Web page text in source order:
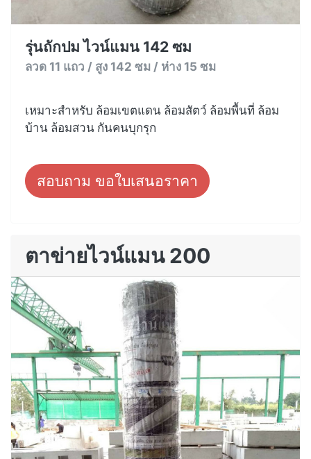
รุ่นถักปม ไวน์แมน 142 ซม
ลวด 11 แถว / สูง 142 ซม / ห่าง 15 ซม
เหมาะสำหรับ ล้อมเขตแดน ล้อมสัตว์ ล้อมพื้นที่ ล้อม
บ้าน ล้อมสวน กันคนบุกรุก
สอบถาม ขอใบเสนอราคา
ตาข่ายไวน์แมน 200